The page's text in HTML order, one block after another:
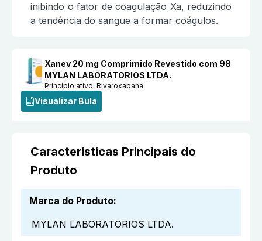
inibindo o fator de coagulação Xa, reduzindo
a tendência do sangue a formar coágulos.
Xanev 20 mg Comprimido Revestido com 98
MYLAN LABORATORIOS LTDA.
Princípio ativo:Rivaroxabana
Visualizar Bula
Características Principais do
Produto
Marca do Produto:
MYLAN LABORATORIOS LTDA.